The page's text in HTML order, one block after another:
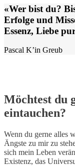
«Wer bist du?
Erfolge und
Essenz, Liebe
Pascal K’in Greub
Möchtest du
eintauchen?
Wenn du gerne alles
Ängste zu mir zu
sich mein Leben
Existenz, das